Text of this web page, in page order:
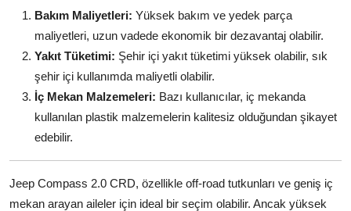
Bakım Maliyetleri: Yüksek bakım ve yedek parça
maliyetleri, uzun vadede ekonomik bir dezavantaj olabilir.
Yakıt Tüketimi: Şehir içi yakıt tüketimi yüksek olabilir, sık
şehir içi kullanımda maliyetli olabilir.
İç Mekan Malzemeleri: Bazı kullanıcılar, iç mekanda
kullanılan plastik malzemelerin kalitesiz olduğundan şikayet
edebilir.
Jeep Compass 2.0 CRD, özellikle off-road tutkunları ve geniş iç
mekan arayan aileler için ideal bir seçim olabilir. Ancak yüksek